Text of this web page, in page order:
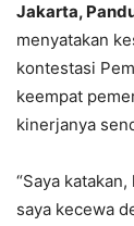
Jakarta,
menyatakan
kontestasi
keempat
kinerjanya
“Saya
saya kecewa